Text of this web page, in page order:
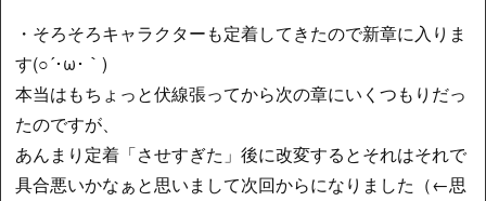
・そろそろキャラクターも定着してきたので新章に入りま
す(○´･ω･｀)
本当はもちょっと伏線張ってから次の章にいくつもりだっ
たのですが、
あんまり定着「させすぎた」後に改変するとそれはそれで
具合悪いかなぁと思いまして次回からになりました（←思